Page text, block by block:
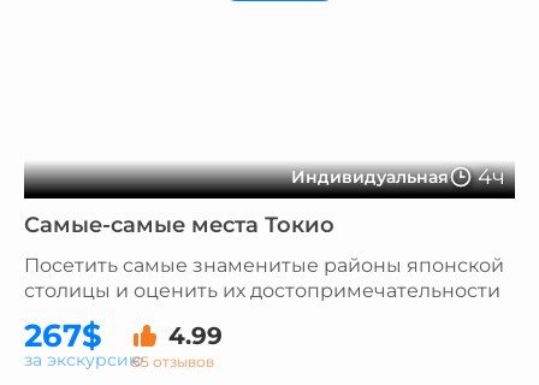
Индивидуальная
4ч
Самые-самые места Токио
Посетить самые знаменитые районы японской
столицы и оценить их достопримечательности
267$ 4.99
85 отзывов
за экскурсию